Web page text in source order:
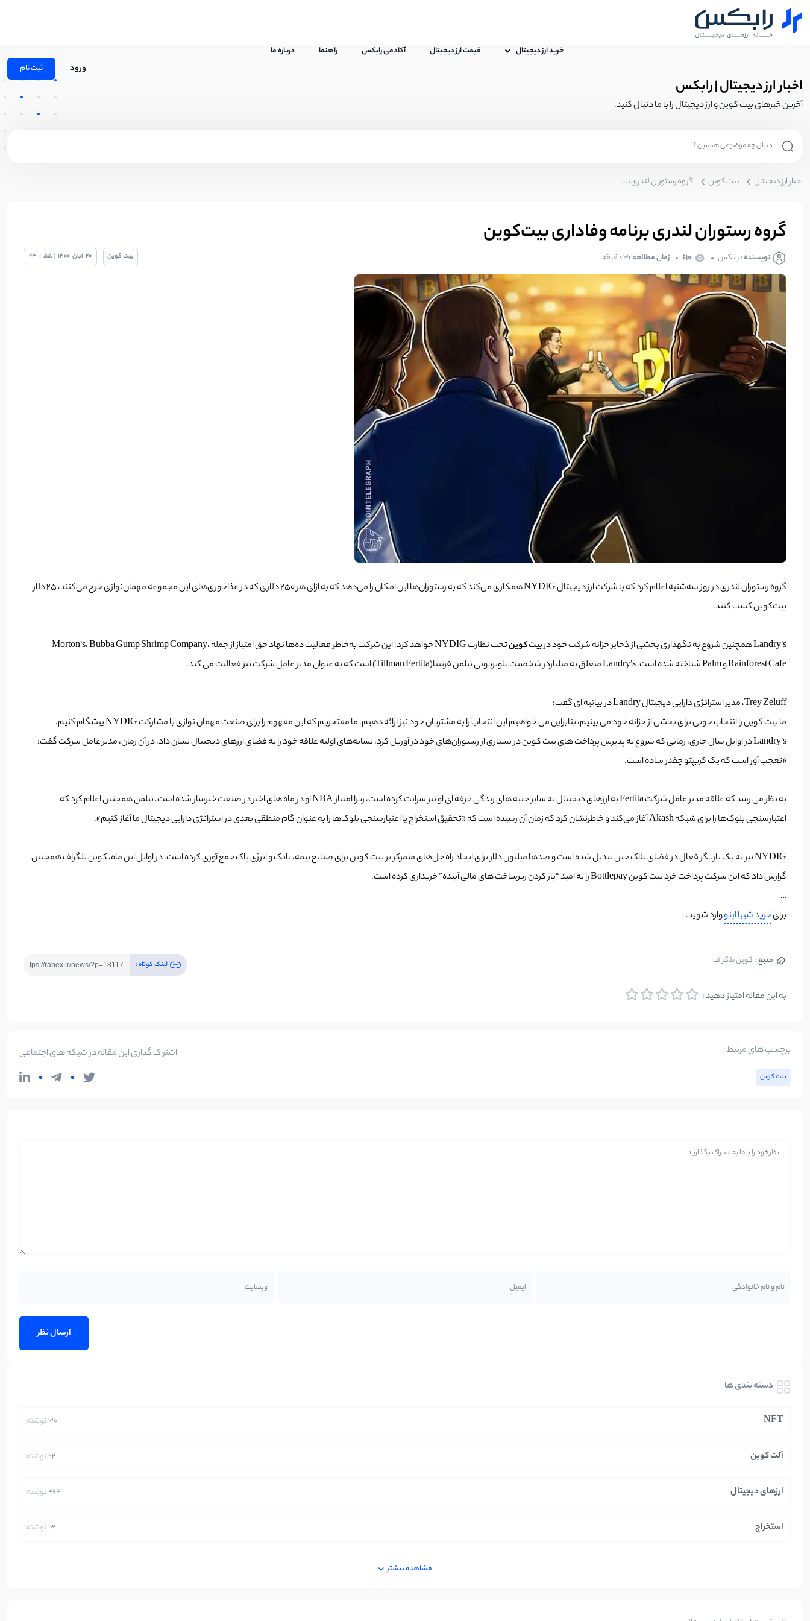
خرید ارز دیجیتال قیمت ارز دیجیتال آکادمی رابکس راهنما درباره ما
ورود ثبت نام
اخبار ارز دیجیتال | رابکس
آخرین خبرهای بیت کوین و ارز دیجیتال را با ما دنبال کنید.
اخبار ارز دیجیتال بیت کوین گروه رستوران لندری برنامه وفاداری بیت‌کوین
گروه رستوران لندری برنامه وفاداری بیت‌کوین
نویسنده :رابکس 610 زمان مطالعه :۳ دقیقه بیت کوین 20 آبان 1400
|
55
:
23
گروه رستوران لندری در روز سه‌شنبه اعلام کرد که با شرکت ارز دیجیتال NYDIG همکاری می‌کند که به رستوران‌ها این امکان را می‌دهد که به ازای هر ۲۵۰ دلاری که در غذاخوری‌های این مجموعه مهمان‌نوازی خرج می‌کنند، ۲۵ دلار
بیت‌کوین کسب کنند.
Landry’s همچنین شروع به نگهداری بخشی از ذخایر خزانه شرکت خود در بیت کوین
تحت نظارت NYDIG خواهد کرد. این شرکت به‌خاطر فعالیت ده‌ها نهاد حق امتیاز از جمله Morton’s، Bubba Gump Shrimp Company،
Rainforest Cafe و Palm شناخته شده است. Landry’s متعلق به میلیاردر شخصیت تلویزیونی تیلمن فرتیتا(Tillman Fertita) است که به عنوان مدیر عامل شرکت نیز فعالیت می کند.
Trey Zeluff، مدیر استراتژی دارایی دیجیتال Landry در بیانیه ای گفت:
ما بیت کوین را انتخاب خوبی برای بخشی از خزانه خود می بینیم، بنابراین می خواهیم این انتخاب را به مشتریان خود نیز ارائه دهیم. ما مفتخریم که این مفهوم را برای صنعت مهمان نوازی با مشارکت NYDIG پیشگام کنیم.
Landry’s در اوایل سال جاری، زمانی که شروع به پذیرش پرداخت های بیت کوین در بسیاری از رستوران‌های خود در آوریل کرد، نشانه‌های اولیه علاقه خود را به فضای ارزهای دیجیتال نشان داد. در آن زمان، مدیر عامل شرکت گفت:
«تعجب آور است که یک کریپتو چقدر ساده است.
به نظر می رسد که علاقه مدیر عامل شرکت Fertita به ارزهای دیجیتال به سایر جنبه های زندگی حرفه ای او نیز سرایت کرده است، زیرا امتیاز NBA او در ماه های اخیر در صنعت خبرساز شده است. تیلمن همچنین اعلام کرد که
اعتبارسنجی بلوک‌ها را برای شبکه Akash آغاز می‌کند و خاطرنشان کرد که زمان آن رسیده است که «تحقیق استخراج یا اعتبارسنجی بلوک‌ها را به عنوان گام منطقی بعدی در استراتژی دارایی دیجیتال ما آغاز کنیم».
NYDIG نیز به یک بازیگر فعال در فضای بلاک چین تبدیل شده است و صدها میلیون دلار برای ایجاد راه حل‌های متمرکز بر بیت کوین برای صنایع بیمه، بانک و انرژی پاک جمع آوری کرده است. در اوایل این ماه، کوین تلگراف همچنین
گزارش داد که این شرکت پرداخت خرد بیت کوین Bottlepay را به امید “باز کردن زیرساخت های مالی آینده” خریداری کرده است.
…
برایخرید شیبا اینووارد شوید.
منبع : کوین تلگراف
به این مقاله امتیاز دهید :
لینک کوتاه :
برچسب های مرتبط :
بیت کوین
اشتراک گذاری این مقاله در شبکه های اجتماعی
دسته بندی ها
NFT
30نوشته
آلت کوین 22نوشته
ارزهای دیجیتال 464نوشته
استخراج 13نوشته
مشاهده بیشتر